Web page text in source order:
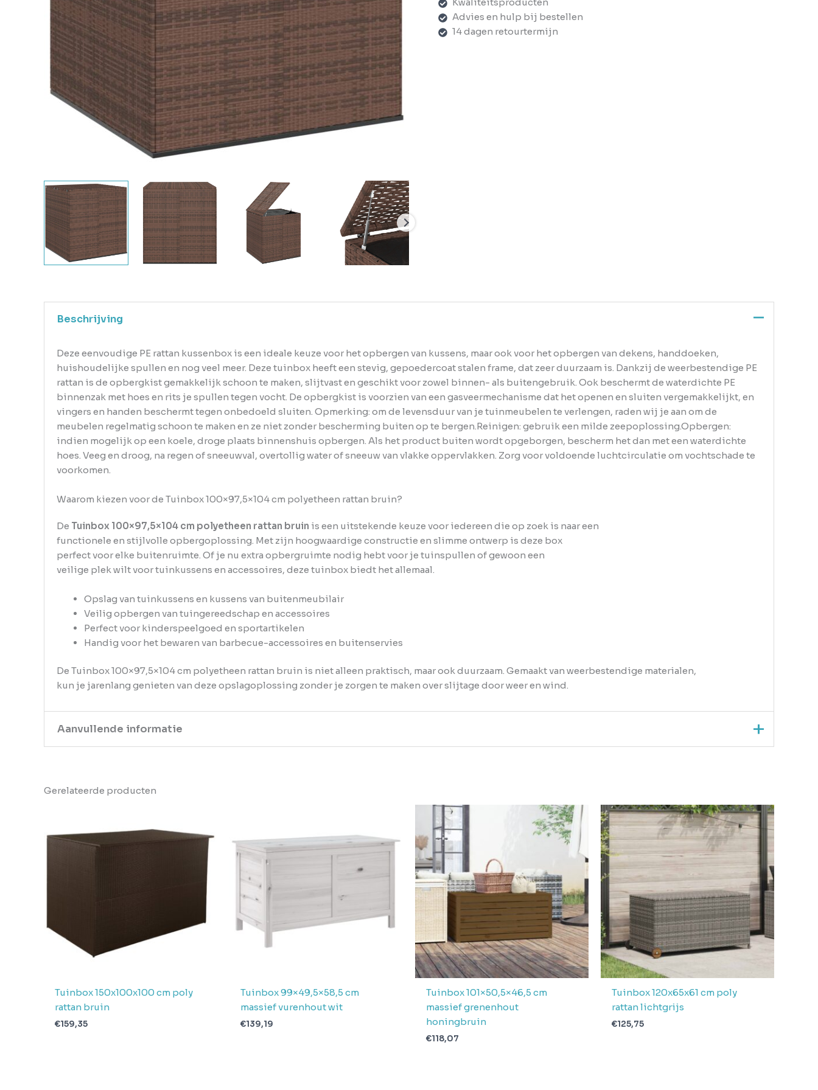
Advies en hulp bij bestellen
14 dagen retourtermijn
Beschrijving
Deze eenvoudige PE rattan kussenbox is een ideale keuze voor het opbergen van kussens, maar ook voor het opbergen van dekens, handdoeken,
huishoudelijke spullen en nog veel meer. Deze tuinbox heeft een stevig, gepoedercoat stalen frame, dat zeer duurzaam is. Dankzij de weerbestendige PE
rattan is de opbergkist gemakkelijk schoon te maken, slijtvast en geschikt voor zowel binnen- als buitengebruik. Ook beschermt de waterdichte PE
binnenzak met hoes en rits je spullen tegen vocht. De opbergkist is voorzien van een gasveermechanisme dat het openen en sluiten vergemakkelijkt, en
vingers en handen beschermt tegen onbedoeld sluiten. Opmerking: om de levensduur van je tuinmeubelen te verlengen, raden wij je aan om de
meubelen regelmatig schoon te maken en ze niet zonder bescherming buiten op te bergen.Reinigen: gebruik een milde zeepoplossing.Opbergen:
indien mogelijk op een koele, droge plaats binnenshuis opbergen. Als het product buiten wordt opgeborgen, bescherm het dan met een waterdichte
hoes. Veeg en droog, na regen of sneeuwval, overtollig water of sneeuw van vlakke oppervlakken. Zorg voor voldoende luchtcirculatie om vochtschade te
voorkomen.
Waarom kiezen voor de Tuinbox 100×97,5×104 cm polyetheen rattan bruin?
De Tuinbox 100×97,5×104 cm polyetheen rattan bruin is een uitstekende keuze voor iedereen die op zoek is naar een
functionele en stijlvolle opbergoplossing. Met zijn hoogwaardige constructie en slimme ontwerp is deze box
perfect voor elke buitenruimte. Of je nu extra opbergruimte nodig hebt voor je tuinspullen of gewoon een
veilige plek wilt voor tuinkussens en accessoires, deze tuinbox biedt het allemaal.
Opslag van tuinkussens en kussens van buitenmeubilair
Veilig opbergen van tuingereedschap en accessoires
Perfect voor kinderspeelgoed en sportartikelen
Handig voor het bewaren van barbecue-accessoires en buitenservies
De Tuinbox 100×97,5×104 cm polyetheen rattan bruin is niet alleen praktisch, maar ook duurzaam. Gemaakt van weerbestendige materialen,
kun je jarenlang genieten van deze opslagoplossing zonder je zorgen te maken over slijtage door weer en wind.
Aanvullende informatie
EAN
Aantal
Gerelateerde producten
Tuinbox 150x100x100 cm poly
rattan bruin
€159,35
Tuinbox 99×49,5×58,5 cm
massief vurenhout wit
€139,19
Tuinbox 101×50,5×46,5 cm
massief grenenhout
honingbruin
€118,07
Tuinbox 120x65x61 cm poly
rattan lichtgrijs
€125,75